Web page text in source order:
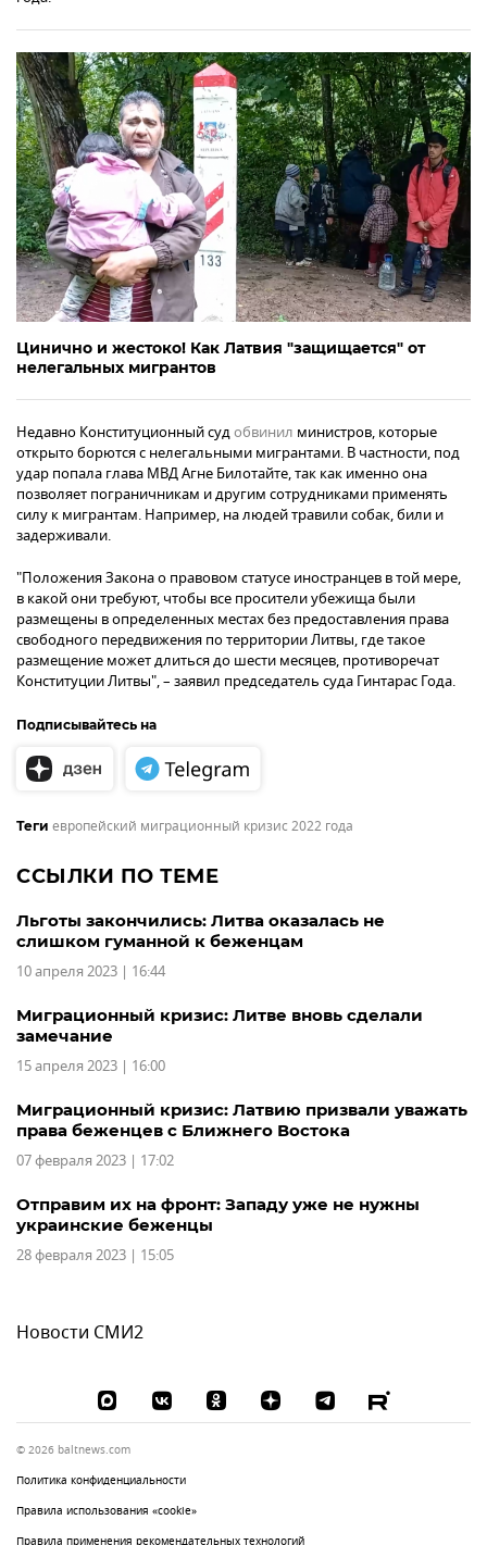
Цинично и жестоко! Как Латвия "защищается" от
нелегальных мигрантов
Недавно Конституционный судобвинил министров, которые
открыто борются с нелегальными мигрантами. В частности, под
удар попала глава МВД Агне Билотайте, так как именно она
позволяет пограничникам и другим сотрудниками применять
силу к мигрантам. Например, на людей травили собак, били и
задерживали.
"Положения Закона о правовом статусе иностранцев в той мере,
в какой они требуют, чтобы все просители убежища были
размещены в определенных местах без предоставления права
свободного передвижения по территории Литвы, где такое
размещение может длиться до шести месяцев, противоречат
Конституции Литвы", – заявил председатель суда Гинтарас Года.
Подписывайтесь на
Теги европейский миграционный кризис 2022 года
ССЫЛКИ ПО ТЕМЕ
Льготы закончились: Литва оказалась не
слишком гуманной к беженцам
10 апреля 2023 | 16:44
Миграционный кризис: Литве вновь сделали
замечание
15 апреля 2023 | 16:00
Миграционный кризис: Латвию призвали уважать
права беженцев с Ближнего Востока
07 февраля 2023 | 17:02
Отправим их на фронт: Западу уже не нужны
украинские беженцы
28 февраля 2023 | 15:05
Новости СМИ2
© 2026 baltnews.com
Политика конфиденциальности
Правила использования «cookie»
Правила применения рекомендательных технологий